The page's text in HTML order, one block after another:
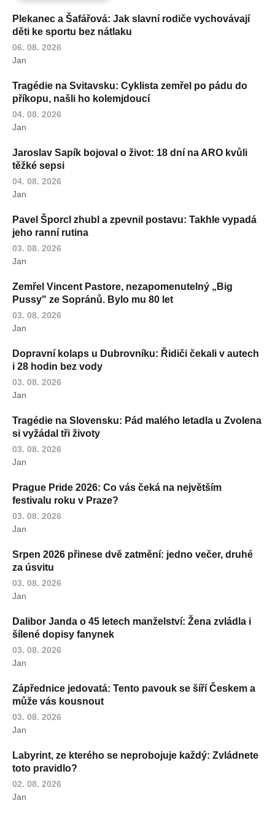
Plekanec a Šafářová: Jak slavní rodiče vychovávají
děti ke sportu bez nátlaku
06. 08. 2026
Jan
Tragédie na Svitavsku: Cyklista zemřel po pádu do
příkopu, našli ho kolemjdoucí
04. 08. 2026
Jan
Jaroslav Sapík bojoval o život: 18 dní na ARO kvůli
těžké sepsi
04. 08. 2026
Jan
Pavel Šporcl zhubl a zpevnil postavu: Takhle vypadá
jeho ranní rutina
03. 08. 2026
Jan
Zemřel Vincent Pastore, nezapomenutelný „Big
Pussy" ze Sopránů. Bylo mu 80 let
03. 08. 2026
Jan
Dopravní kolaps u Dubrovníku: Řidiči čekali v autech
i 28 hodin bez vody
03. 08. 2026
Jan
Tragédie na Slovensku: Pád malého letadla u Zvolena
si vyžádal tři životy
03. 08. 2026
Jan
Prague Pride 2026: Co vás čeká na největším
festivalu roku v Praze?
03. 08. 2026
Jan
Srpen 2026 přinese dvě zatmění: jedno večer, druhé
za úsvitu
03. 08. 2026
Jan
Dalibor Janda o 45 letech manželství: Žena zvládla i
šílené dopisy fanynek
03. 08. 2026
Jan
Zápřednice jedovatá: Tento pavouk se šíří Českem a
může vás kousnout
03. 08. 2026
Jan
Labyrint, ze kterého se neprobojuje každý: Zvládnete
toto pravidlo?
02. 08. 2026
Jan